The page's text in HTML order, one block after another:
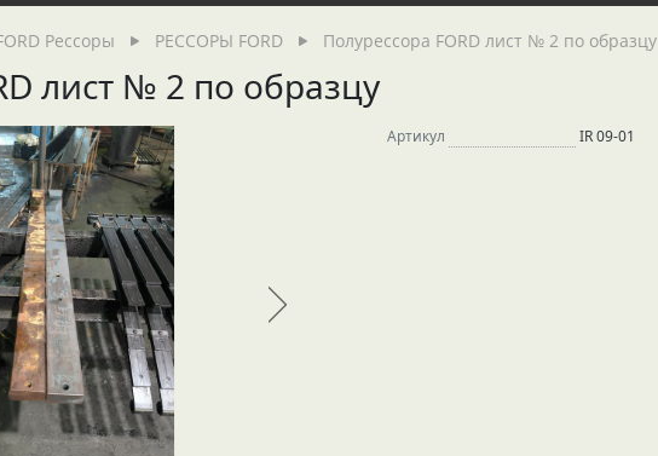
Рессоры РЕССОРЫ FORD Полурессора FORD лист № 2 по образцу
лист № 2 по образцу
Артикул IR 09-01